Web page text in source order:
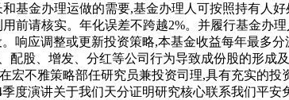
基金办理运做的需要,基金办理人可按照持有人
前请核实。年化误差不跨越2%。并履行基金办理
响应调整或更新投资策略,本基金收益每年最多
股、增发、分红等公司行为导致成份股的形成
不雅策略部任研究员兼投资司理,具有充实的投
度演讲关于我们天分证明研究核心联系我们平安